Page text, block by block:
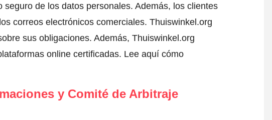
de los datos personales. Además, los clientes
correos electrónicos comerciales. Thuiswinkel.org
sus obligaciones. Además, Thuiswinkel.org
online certificadas. Lee aquí cómo
y Comité de Arbitraje